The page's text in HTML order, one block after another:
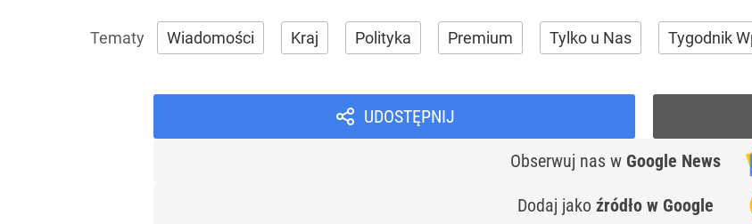
Wiadomości Kraj Polityka Premium Tylko u Nas Tygodnik
UDOSTĘPNIJ
Obserwuj nas w Google News
Dodaj jako źródło w Google